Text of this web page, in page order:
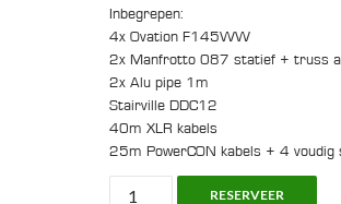
Inbegrepen:
4x Ovation F145WW
2x Manfrotto 087 statief + truss
2x Alu pipe 1m
Stairville DDC12
40m XLR kabels
25m PowerCON kabels + 4 voudig
Lighting
RESERVEER